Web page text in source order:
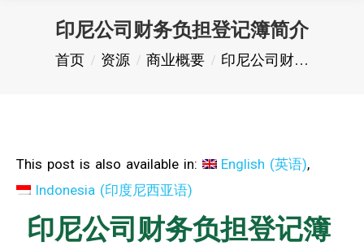
印尼公司财务负担登记簿简介
您在这里：
首页 资源 商业概要 印尼公司财…
This post is also available in: English (英语)
Indonesia (印度尼西亚语)
印尼公司财务负担登记簿